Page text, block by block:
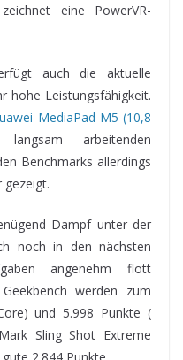
eine PowerVR-
auch die aktuelle
hohe Leistungsfähigkeit.
MediaPad M5 (10,8
arbeitenden
Benchmarks allerdings
gezeigt.
Dampf unter der
noch in den nächsten
angenehm flott
werden zum
und 5.998 Punkte (
Sling Shot Extreme